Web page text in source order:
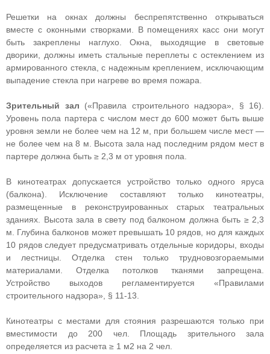
Решетки на окнах должны беспрепятственно открываться
вместе с оконными створками. В помещениях касс они могут
быть закреплены наглухо. Окна, выходящие в световые
дворики, должны иметь стальные переплеты с остеклением из
армированного стекла, с надежным креплением, исключающим
выпадение стекла при нагреве во время пожара.
Зрительный зал («Правила строительного надзора», § 16).
Уровень пола партера с числом мест до 600 может быть выше
уровня земли не более чем на 12 м, при большем числе мест —
не более чем на 8 м. Высота зала над последним рядом мест в
партере должна быть ≥ 2,3 м от уровня пола.
В кинотеатрах допускается устройство только одного яруса
(балкона). Исключение составляют только кинотеатры,
размещенные в реконструированных старых театральных
зданиях. Высота зала в свету под балконом должна быть ≥ 2,3
м. Глубина балконов может превышать 10 рядов, но для каждых
10 рядов следует предусматривать отдельные коридоры, входы
и лестницы. Отделка стен только трудновозгораемыми
материалами. Отделка потолков тканями запрещена.
Устройство выходов регламентируется «Правилами
строительного надзора», § 11-13.
Кинотеатры с местами для стояния разрешаются только при
вместимости до 200 чел. Площадь зрительного зала
определяется из расчета ≥ 1 м2 на 2 чел.